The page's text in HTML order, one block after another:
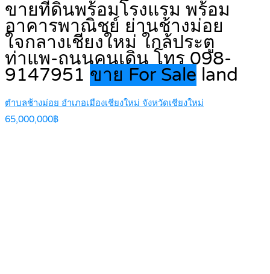
ขายที่ดินพร้อมโรงแรม พร้อม
อาคารพาณิชย์ ย่านช้างม่อย
ใจกลางเชียงใหม่ ใกล้ประตู
ท่าแพ-ถนนคนเดิน โทร 098-
9147951 ขาย For Sale land
ตำบลช้างม่อย อำเภอเมืองเชียงใหม่ จังหวัดเชียงใหม่
65,000,000฿